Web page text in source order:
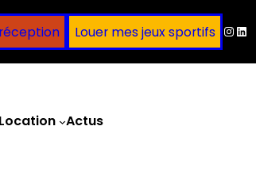
Louer mes jeux sportifs
Actus